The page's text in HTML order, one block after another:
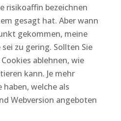
risikoaffin bezeichnen
gesagt hat. Aber wann
gekommen, meine
zu gering. Sollten Sie
ablehnen, wie
kann. Je mehr
welche als
Webversion angeboten